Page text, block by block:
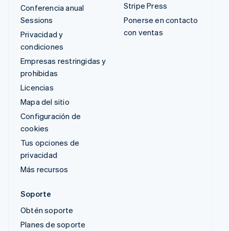
Conferencia anual
Sessions
Privacidad y
condiciones
Empresas restringidas y
prohibidas
Licencias
Mapa del sitio
Configuración de
cookies
Tus opciones de
privacidad
Más recursos
Stripe Press
Ponerse en contacto
con ventas
Soporte
Obtén soporte
Planes de soporte